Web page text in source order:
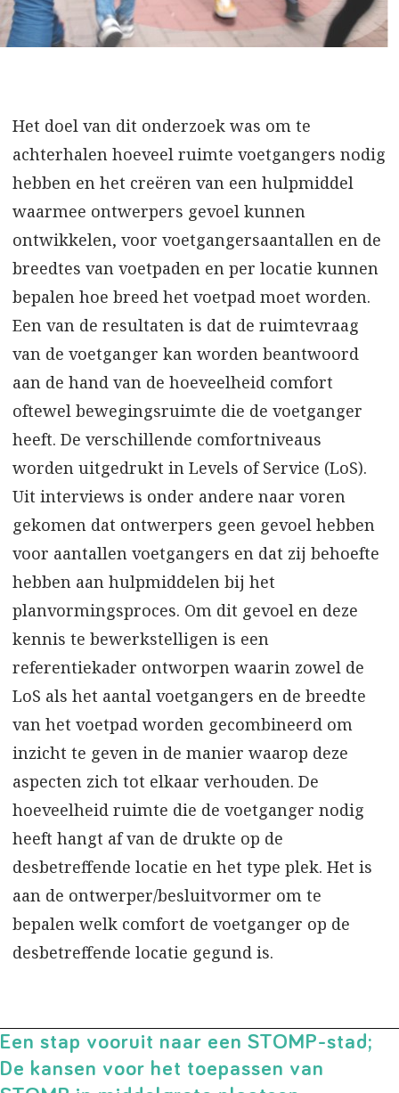
Het doel van dit onderzoek was om te
achterhalen hoeveel ruimte voetgangers nodig
hebben en het creëren van een hulpmiddel
waarmee ontwerpers gevoel kunnen
ontwikkelen, voor voetgangersaantallen en de
breedtes van voetpaden en per locatie kunnen
bepalen hoe breed het voetpad moet worden.
Een van de resultaten is dat de ruimtevraag
van de voetganger kan worden beantwoord
aan de hand van de hoeveelheid comfort
oftewel bewegingsruimte die de voetganger
heeft. De verschillende comfortniveaus
worden uitgedrukt in Levels of Service (LoS).
Uit interviews is onder andere naar voren
gekomen dat ontwerpers geen gevoel hebben
voor aantallen voetgangers en dat zij behoefte
hebben aan hulpmiddelen bij het
planvormingsproces. Om dit gevoel en deze
kennis te bewerkstelligen is een
referentiekader ontworpen waarin zowel de
LoS als het aantal voetgangers en de breedte
van het voetpad worden gecombineerd om
inzicht te geven in de manier waarop deze
aspecten zich tot elkaar verhouden. De
hoeveelheid ruimte die de voetganger nodig
heeft hangt af van de drukte op de
desbetreffende locatie en het type plek. Het is
aan de ontwerper/besluitvormer om te
bepalen welk comfort de voetganger op de
desbetreffende locatie gegund is.
Een stap vooruit naar een STOMP-stad;
De kansen voor het toepassen van